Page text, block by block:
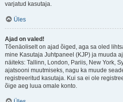
varjatud kasutaja.
Üles
Ajad on valed!
Tõenäoliselt on ajad õiged, aga sa oled
mine Kasutaja Juhtpaneel (KJP) ja muuda
näiteks: Tallinn, London, Pariis, New York,
ajatsooni muutmiseks, nagu ka muude
registreeritud kasutaja. Kui sa ei ole
õige aeg luua omale konto.